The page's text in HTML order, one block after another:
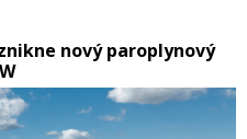
nový paroplynový